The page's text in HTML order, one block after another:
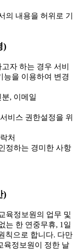
의 내용을 허위로 기
)
자 하는 경우 서비
능을 이용하여 변경
, 이메일
비스 권한설정을 위
처
정하는 경미한 사항
)
육정보원의 업무 및
는 한 연중무휴, 1일
칙으로 합니다. 다만
육정보원이 정한 날